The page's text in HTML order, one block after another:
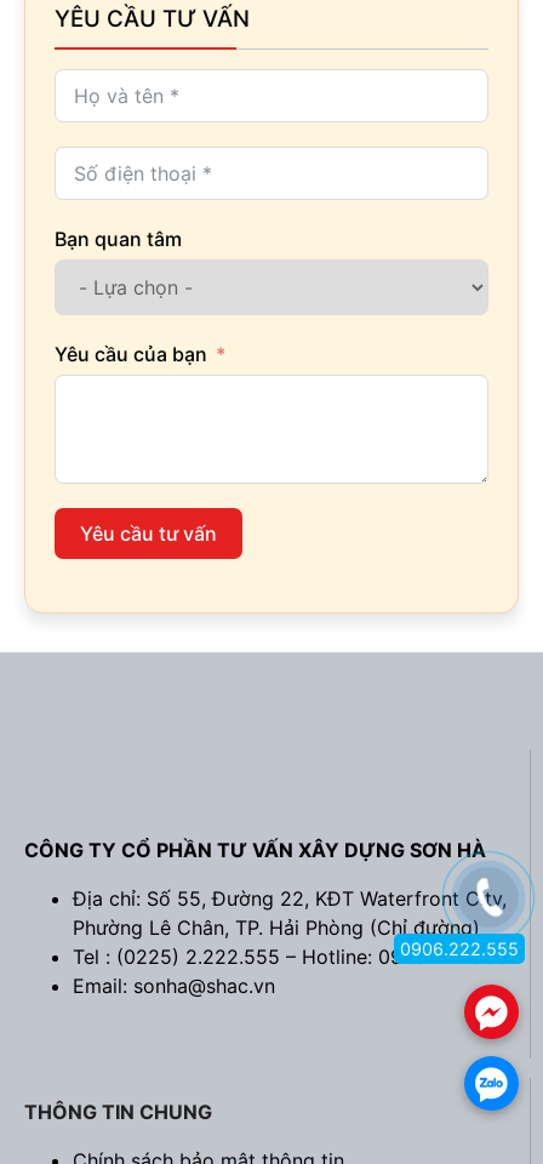
YÊU CẦU TƯ VẤN
Bạn quan tâm
Yêu cầu của bạn
Yêu cầu tư vấn
CÔNG TY CỔ PHẦN TƯ VẤN XÂY DỰNG SƠN HÀ
Địa chỉ: Số 55, Đường 22, KĐT Waterfront City,
Phường Lê Chân, TP. Hải Phòng (Chỉ đường)
Tel : (0225) 2.222.555 – Hotline: 0906.222.555
Email: sonha@shac.vn
THÔNG TIN CHUNG
.
.
0906.222.555